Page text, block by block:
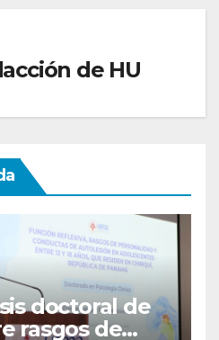
de HU
doctoral de
rasgos de